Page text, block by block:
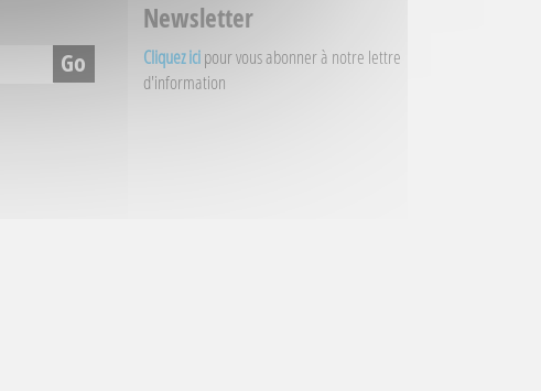
Newsletter
Cliquez icipour vous abonner à notre lettre
d'information